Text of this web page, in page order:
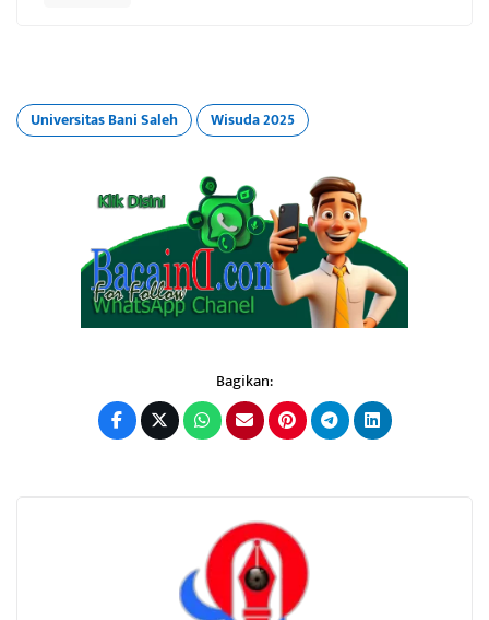
Universitas Bani Saleh Wisuda 2025
Bagikan: